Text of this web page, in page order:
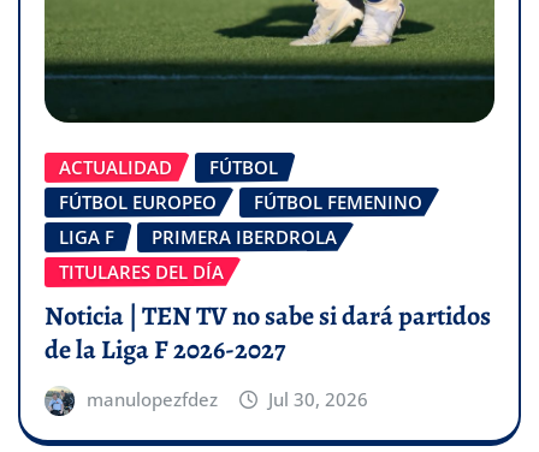
ACTUALIDAD
FÚTBOL
FÚTBOL EUROPEO
FÚTBOL FEMENINO
LIGA F
PRIMERA IBERDROLA
TITULARES DEL DÍA
Noticia | TEN TV no sabe si dará partidos
de la Liga F 2026-2027
manulopezfdez Jul 30, 2026